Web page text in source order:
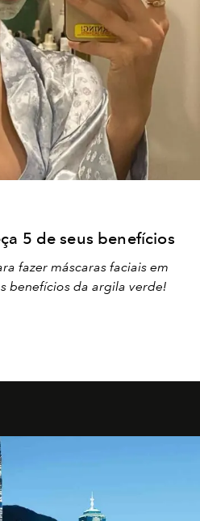
5 de seus benefícios
fazer máscaras faciais em
benefícios da argila verde!